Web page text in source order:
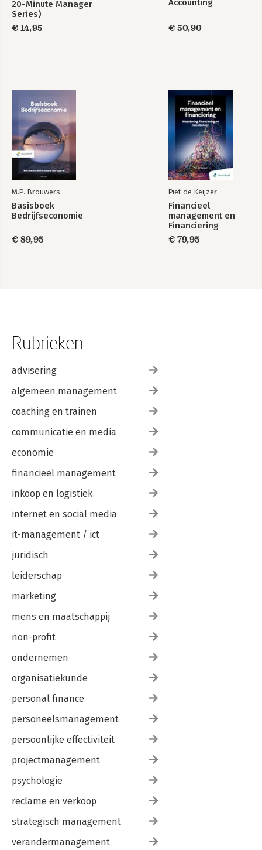
20-Minute Manager
Series)
€ 14,95
Accounting
€ 50,90
M.P. Brouwers
Basisboek
Bedrijfseconomie
€ 89,95
Piet de Keijzer
Financieel
management en
Financiering
€ 79,95
Rubrieken
advisering
algemeen management
coaching en trainen
communicatie en media
economie
financieel management
inkoop en logistiek
internet en social media
it-management / ict
juridisch
leiderschap
marketing
mens en maatschappij
non-profit
ondernemen
organisatiekunde
personal finance
personeelsmanagement
persoonlijke effectiviteit
projectmanagement
psychologie
reclame en verkoop
strategisch management
verandermanagement